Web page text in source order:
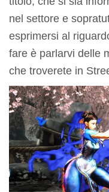
nel settore e
esprimersi al
fare è parlarvi delle
che troverete in